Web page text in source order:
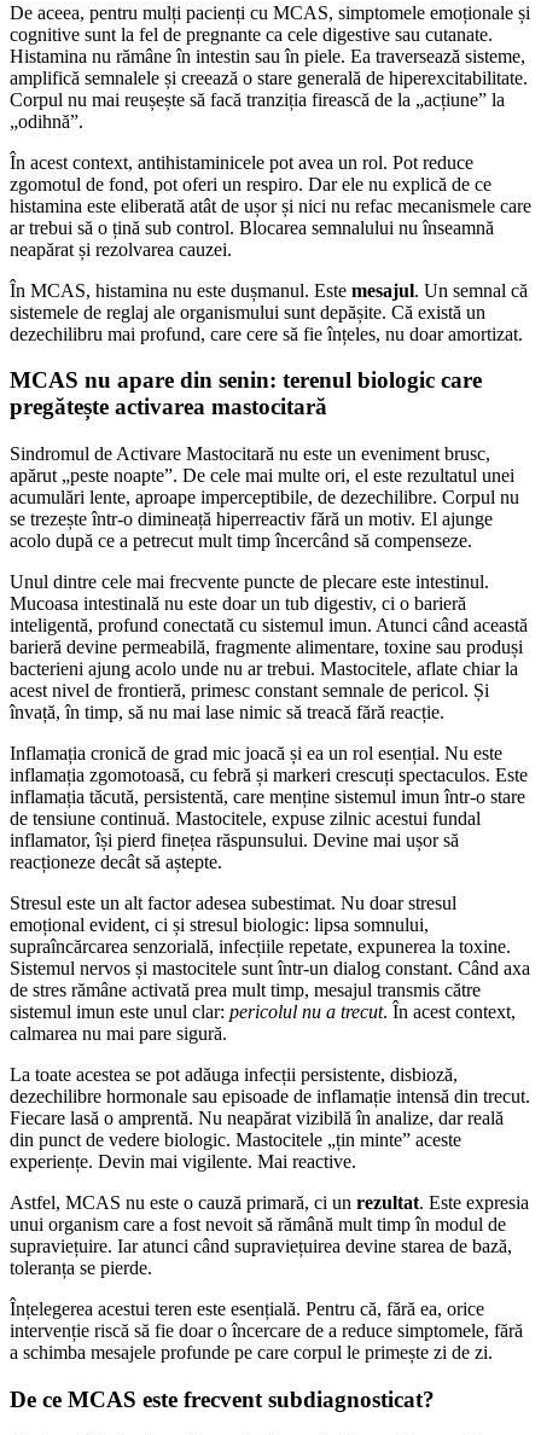
De aceea, pentru mulți pacienți cu MCAS, simptomele emoționale și
cognitive sunt la fel de pregnante ca cele digestive sau cutanate.
Histamina nu rămâne în intestin sau în piele. Ea traversează sisteme,
amplifică semnalele și creează o stare generală de hiperexcitabilitate.
Corpul nu mai reușește să facă tranziția firească de la „acțiune” la
„odihnă”.
În acest context, antihistaminicele pot avea un rol. Pot reduce
zgomotul de fond, pot oferi un respiro. Dar ele nu explică de ce
histamina este eliberată atât de ușor și nici nu refac mecanismele care
ar trebui să o țină sub control. Blocarea semnalului nu înseamnă
neapărat și rezolvarea cauzei.
În MCAS, histamina nu este dușmanul. Este mesajul. Un semnal că
sistemele de reglaj ale organismului sunt depășite. Că există un
dezechilibru mai profund, care cere să fie înțeles, nu doar amortizat.
MCAS nu apare din senin: terenul biologic care
pregătește activarea mastocitară
Sindromul de Activare Mastocitară nu este un eveniment brusc,
apărut „peste noapte”. De cele mai multe ori, el este rezultatul unei
acumulări lente, aproape imperceptibile, de dezechilibre. Corpul nu
se trezește într-o dimineață hiperreactiv fără un motiv. El ajunge
acolo după ce a petrecut mult timp încercând să compenseze.
Unul dintre cele mai frecvente puncte de plecare este intestinul.
Mucoasa intestinală nu este doar un tub digestiv, ci o barieră
inteligentă, profund conectată cu sistemul imun. Atunci când această
barieră devine permeabilă, fragmente alimentare, toxine sau produși
bacterieni ajung acolo unde nu ar trebui. Mastocitele, aflate chiar la
acest nivel de frontieră, primesc constant semnale de pericol. Și
învață, în timp, să nu mai lase nimic să treacă fără reacție.
Inflamația cronică de grad mic joacă și ea un rol esențial. Nu este
inflamația zgomotoasă, cu febră și markeri crescuți spectaculos. Este
inflamația tăcută, persistentă, care menține sistemul imun într-o stare
de tensiune continuă. Mastocitele, expuse zilnic acestui fundal
inflamator, își pierd finețea răspunsului. Devine mai ușor să
reacționeze decât să aștepte.
Stresul este un alt factor adesea subestimat. Nu doar stresul
emoțional evident, ci și stresul biologic: lipsa somnului,
supraîncărcarea senzorială, infecțiile repetate, expunerea la toxine.
Sistemul nervos și mastocitele sunt într-un dialog constant. Când axa
de stres rămâne activată prea mult timp, mesajul transmis către
sistemul imun este unul clar: pericolul nu a trecut. În acest context,
calmarea nu mai pare sigură.
La toate acestea se pot adăuga infecții persistente, disbioză,
dezechilibre hormonale sau episoade de inflamație intensă din trecut.
Fiecare lasă o amprentă. Nu neapărat vizibilă în analize, dar reală
din punct de vedere biologic. Mastocitele „țin minte” aceste
experiențe. Devin mai vigilente. Mai reactive.
Astfel, MCAS nu este o cauză primară, ci un rezultat. Este expresia
unui organism care a fost nevoit să rămână mult timp în modul de
supraviețuire. Iar atunci când supraviețuirea devine starea de bază,
toleranța se pierde.
Înțelegerea acestui teren este esențială. Pentru că, fără ea, orice
intervenție riscă să fie doar o încercare de a reduce simptomele, fără
a schimba mesajele profunde pe care corpul le primește zi de zi.
De ce MCAS este frecvent subdiagnosticat?